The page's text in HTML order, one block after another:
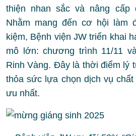
thiện nhan sắc và nâng cấp
Nhằm mang đến cơ hội làm
kiệm, Bệnh viện JW triển khai
mô lớn: chương trình 11/11
Rinh Vàng. Đây là thời điểm lý
thỏa sức lựa chọn dịch vụ
ưu nhất.